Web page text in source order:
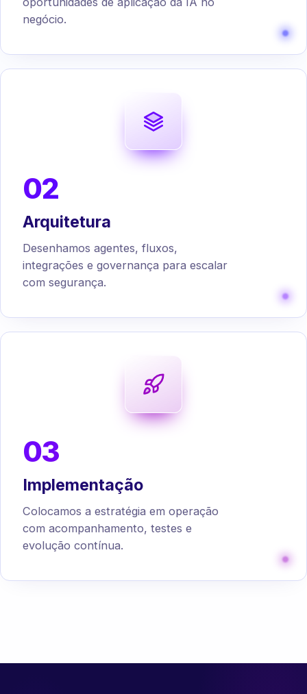
negócio.
02
Arquitetura
Desenhamos agentes, fluxos,
integrações e governança para escalar
com segurança.
03
Implementação
Colocamos a estratégia em operação
com acompanhamento, testes e
evolução contínua.